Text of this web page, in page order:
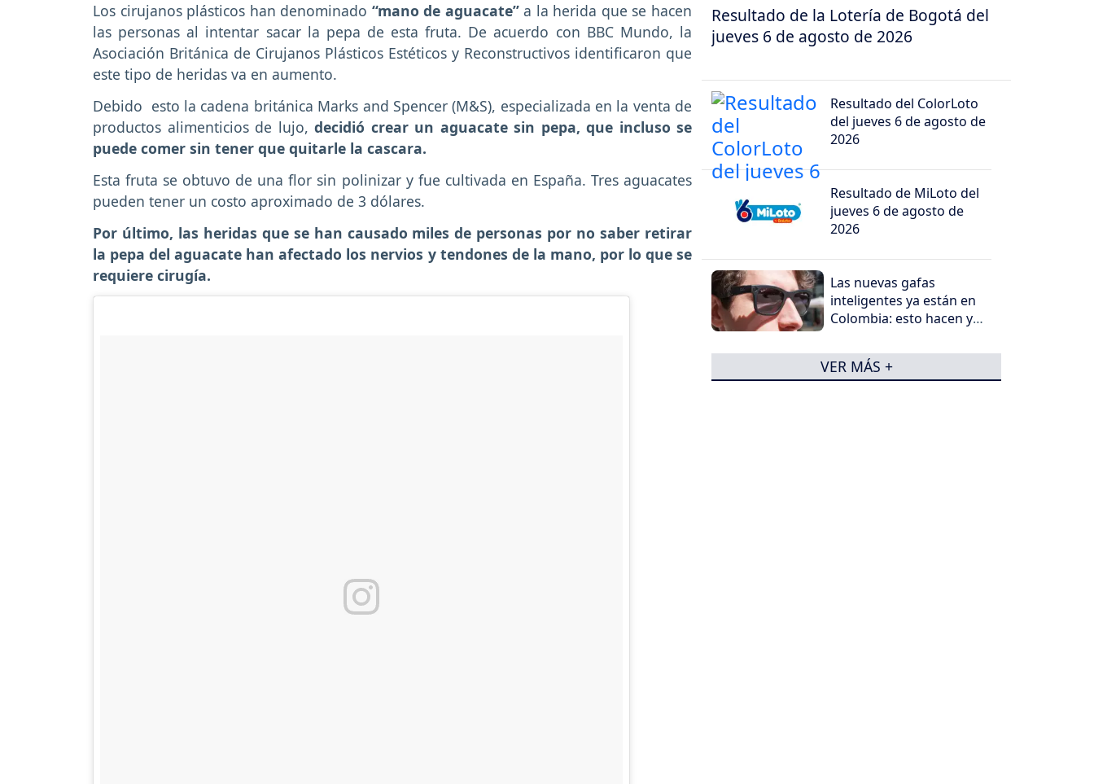
Los cirujanos plásticos han denominado “mano de aguacate”a la herida que se hacen
las personas al intentar sacar la pepa de esta fruta. De acuerdo con BBC Mundo, la
Asociación Británica de Cirujanos Plásticos Estéticos y Reconstructivos identificaron que
este tipo de heridas va en aumento.
Debido esto la cadena británica Marks and Spencer (M&S), especializada en la venta de
productos alimenticios de lujo, decidió crear un aguacate sin pepa, que incluso se
puede comer sin tener que quitarle la cascara.
Esta fruta se obtuvo de una flor sin polinizar y fue cultivada en España. Tres aguacates
pueden tener un costo aproximado de 3 dólares.
Por último, las heridas que se han causado miles de personas por no saber retirar
la pepa del aguacate han afectado los nervios y tendones de la mano, por lo que se
requiere cirugía.
Resultado de la Lotería de Bogotá del
jueves 6 de agosto de 2026
Resultado del ColorLoto
del jueves 6 de agosto de
2026
Resultado de MiLoto del
jueves 6 de agosto de
2026
Las nuevas gafas
inteligentes ya están en
Colombia: esto hacen y
preocupación
VER MÁS +